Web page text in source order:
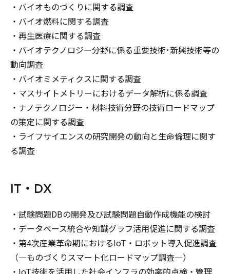
・バイオものづくりに関する調査
・バイオ燃料に関する調査
・再生医療に関する調査
・バイオテクノロジー分野に係る重要技術･新興技術等の
動向調査
・バイオミメティクスに関する調査
・マスサイトメトリーにおけるデータ解析に係る調査
・ナノテクノロジー・材料技術分野の技術ロードマップ
の策定に関する調査
・ライフサイエンスの研究開発の動向と生命倫理に関す
る調査
IT・DX
・試験問題DBの開発及び試験問題自動作成機能の検討
・データベース統合や知識グラフ活用促進に関する調査
・第4次産業革命期におけるIoT・ロボット導入促進調査
（―ものづくりスマート化ロードマップ調査―）
・IoT技術を活用した社会インフラの効率的点検・管理